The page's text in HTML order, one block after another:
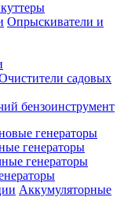
Опрыскиватели и
садовых
бензоинструмент
генераторы
генераторы
генераторы
Аккумуляторные